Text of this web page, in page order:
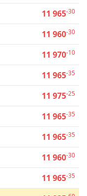
11 965-30
11 960-30
11 970-10
11 965-35
11 975-25
11 965-35
11 965-35
11 960-30
11 965-35